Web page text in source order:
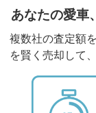
あなたの愛車
複数社の査定額
を賢く売却して